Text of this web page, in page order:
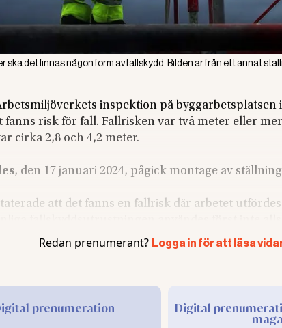
ska det finnas någon form av fallskydd. Bilden är från ett annat
inspektion på byggarbetsplatsen
fanns risk för fall. Fallrisken var två meter eller
cirka 2,8 och 4,2 meter.
, den 17 januari 2024, pågick montage av
att det fanns en fallrisk där arbetet
bolaget, JIAB Ställningsmontage AB, att
skulle döma ut avgiften. Bolaget
Redan prenumerant? Logga in för att läsa
prenumeration Digital